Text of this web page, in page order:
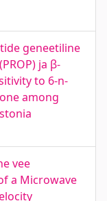
geneetiline
ja β-
to 6-n-
among
vee
a Microwave